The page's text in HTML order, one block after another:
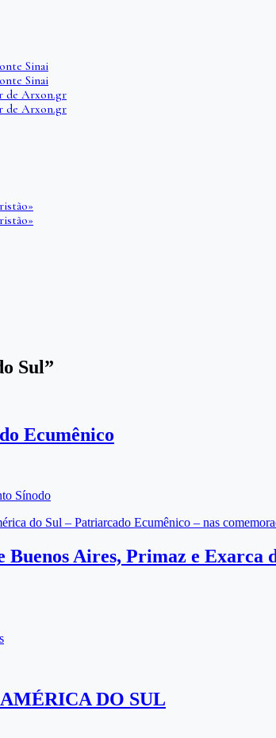
Sinai
Sinai
de Arxon.gr
de Arxon.gr
Sul”
Ecumênico
Sínodo
do Sul – Patriarcado Ecumênico – nas
Aires, Primaz e Exarca
DO SUL